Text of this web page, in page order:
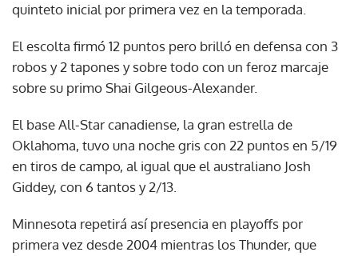
quinteto inicial por primera vez en la temporada.
El escolta firmó 12 puntos pero brilló en defensa con 3
robos y 2 tapones y sobre todo con un feroz marcaje
sobre su primo Shai Gilgeous-Alexander.
El base All-Star canadiense, la gran estrella de
Oklahoma, tuvo una noche gris con 22 puntos en 5/19
en tiros de campo, al igual que el australiano Josh
Giddey, con 6 tantos y 2/13.
Minnesota repetirá así presencia en playoffs por
primera vez desde 2004 mientras los Thunder, que